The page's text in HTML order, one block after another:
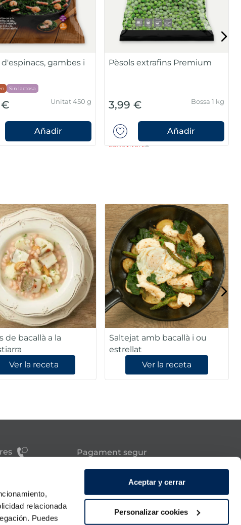
relacionada
Puedes
Aceptar y cerrar
Personalizar cookies
gambes i
Sin lactosa
€ Unitat 450 g
Añadir
Pèsols extrafins Premium
3,99 €
COMBINABLE
Bossa 1 kg
Añadir
de bacallà a la
Ver la receta
Saltejat amb bacallà i ou
estrellat
Ver la receta
Pagament segur
Síguenos